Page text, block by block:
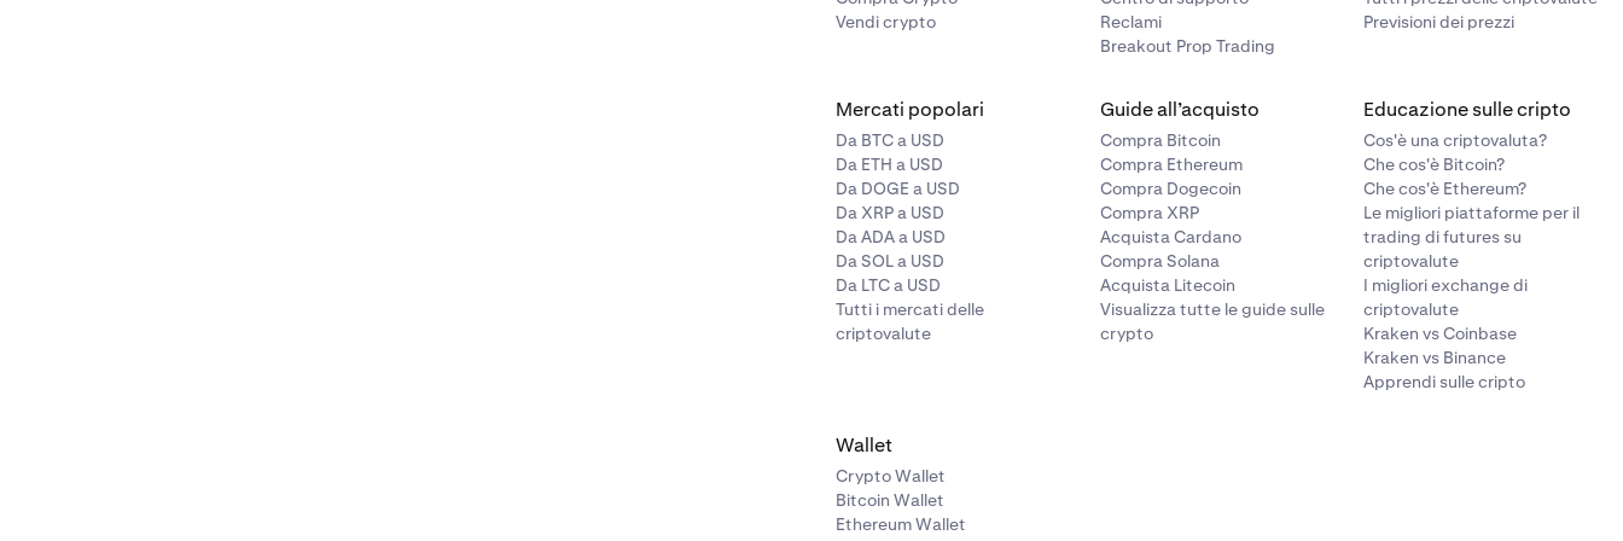
Vendi crypto
Reclami
Breakout Prop Trading
Previsioni dei prezzi
Mercati popolari
Da BTC a USD
Da ETH a USD
Da DOGE a USD
Da XRP a USD
Da ADA a USD
Da SOL a USD
Da LTC a USD
Tutti i mercati delle
criptovalute
Guide all’acquisto
Compra Bitcoin
Compra Ethereum
Compra Dogecoin
Compra XRP
Acquista Cardano
Compra Solana
Acquista Litecoin
Visualizza tutte le guide sulle
crypto
Educazione sulle cripto
Cos'è una criptovaluta?
Che cos'è Bitcoin?
Che cos'è Ethereum?
Le migliori piattaforme per il
trading di futures su
criptovalute
I migliori exchange di
criptovalute
Kraken vs Coinbase
Kraken vs Binance
Apprendi sulle cripto
Wallet
Crypto Wallet
Bitcoin Wallet
Ethereum Wallet